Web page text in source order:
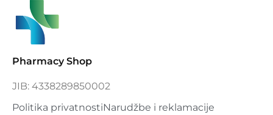
Pharmacy Shop
JIB: 4338289850002
Politika privatnostiNarudžbe i reklamacije